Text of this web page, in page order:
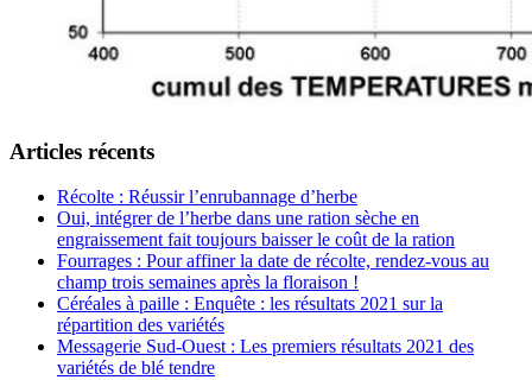
Articles récents
Récolte : Réussir l’enrubannage d’herbe
Oui, intégrer de l’herbe dans une ration sèche en
engraissement fait toujours baisser le coût de la ration
Fourrages : Pour affiner la date de récolte, rendez-vous au
champ trois semaines après la floraison !
Céréales à paille : Enquête : les résultats 2021 sur la
répartition des variétés
Messagerie Sud-Ouest : Les premiers résultats 2021 des
variétés de blé tendre